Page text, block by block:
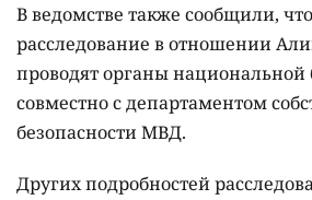
В ведомстве также сообщили,
расследование в отношении
проводят органы национальной
совместно с департаментом
безопасности МВД.
Других подробностей